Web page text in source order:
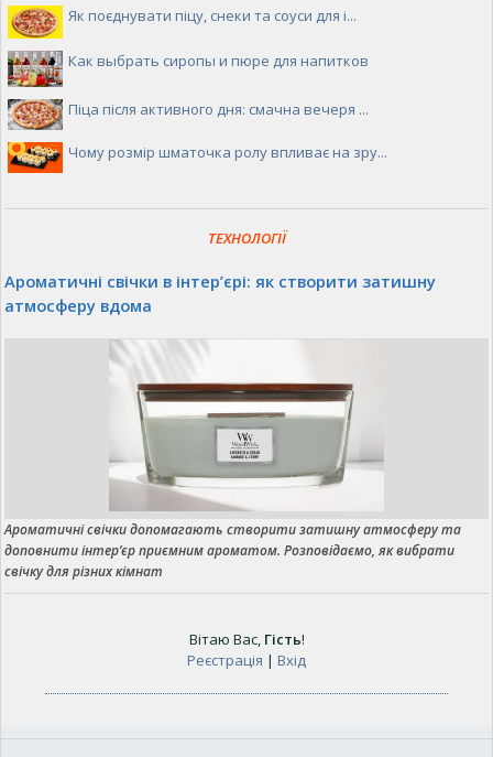
Як поєднувати піцу, снеки та соуси для і...
Как выбрать сиропы и пюре для напитков
Піца після активного дня: смачна вечеря ...
Чому розмір шматочка ролу впливає на зру...
ТЕХНОЛОГІЇ
Ароматичні свічки в інтер’єрі: як створити затишну
атмосферу вдома
Ароматичні свічки допомагають створити затишну атмосферу та
доповнити інтер’єр приємним ароматом. Розповідаємо, як вибрати
свічку для різних кімнат
Вітаю Вас, Гість!
Реєстрація | Вхід